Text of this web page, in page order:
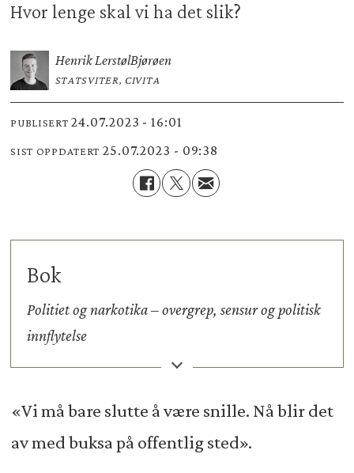
Hvor lenge skal vi ha det slik?
Henrik LerstølBjørøen
STATSVITER, CIVITA
PUBLISERT 24.07.2023 - 16:01
SIST OPPDATERT 25.07.2023 - 09:38
Bok
Politiet og narkotika – overgrep, sensur og politisk
innflytelse
Lille Måne, 2023
«Vi må bare slutte å være snille. Nå blir det
av med buksa på offentlig sted».